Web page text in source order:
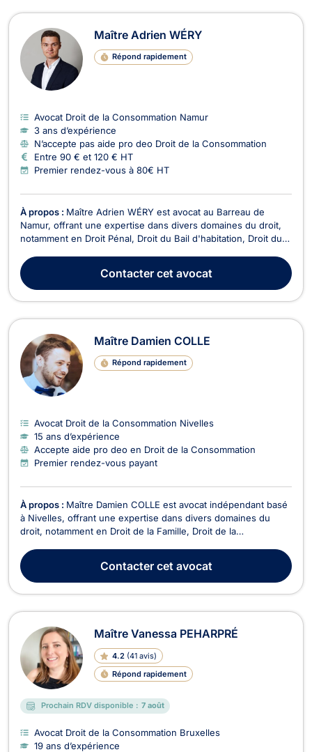
Maître Adrien WÉRY
Répond rapidement
Avocat Droit de la Consommation Namur
3 ans d’expérience
N’accepte pas aide pro deo Droit de la Consommation
Entre 90 € et 120 € HT
Premier rendez-vous à 80€ HT
À propos : Maître Adrien WÉRY est avocat au Barreau de
Namur, offrant une expertise dans divers domaines du droit,
notamment en Droit Pénal, Droit du Bail d'habitation, Droit du
(droit des contrats et obligations), Troubles du Voisinage. Son
cabinet, situé au centr...Contactercet avocat
Maître Damien COLLE
Répond rapidement
Avocat Droit de la Consommation Nivelles
15 ans d’expérience
Accepte aide pro deo en Droit de la Consommation
Premier rendez-vous payant
À propos : Maître Damien COLLE est avocat indépendant basé
à Nivelles, offrant une expertise dans divers domaines du
droit, notamment en Droit de la Famille, Droit de la
Commerciaux, Recouvrement de créance - Saisie - Procédure
d’exécution, et Droit des Mineurs. En Droit de ...
Contactercet avocat
Maître Vanessa PEHARPRÉ
4.2 (41 avis)
Répond rapidement
Prochain RDV disponible : 7 août
Avocat Droit de la Consommation Bruxelles
19 ans d’expérience